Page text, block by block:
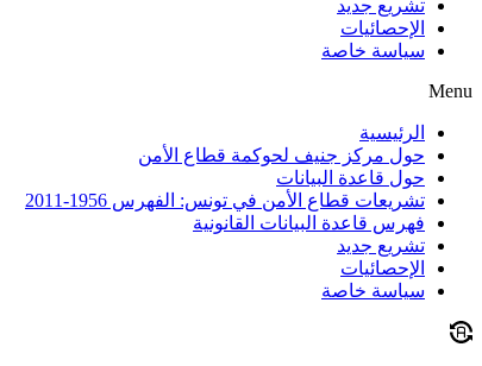
تشريع جديد
الإحصائيات
سياسة خاصة
Menu
الرئيسية
حول مركز جنيف لحوكمة قطاع الأمن
حول قاعدة البيانات
تشريعات قطاع الأمن في تونس: الفهرس 1956-2011
فهرس قاعدة البيانات القانونية
تشريع جديد
الإحصائيات
سياسة خاصة